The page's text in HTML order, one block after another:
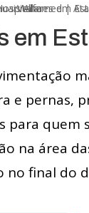
em
e
na área
no final do